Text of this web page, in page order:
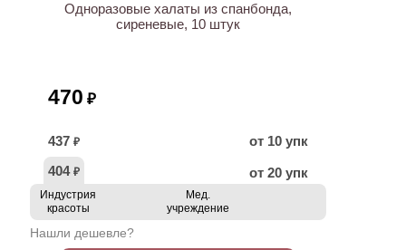
Одноразовые халаты из спанбонда,
сиреневые, 10 штук
470 ₽
437 ₽
от 10 упк
404 ₽ от 20 упк
Индустрия
красоты
Мед.
учреждение
Нашли дешевле?